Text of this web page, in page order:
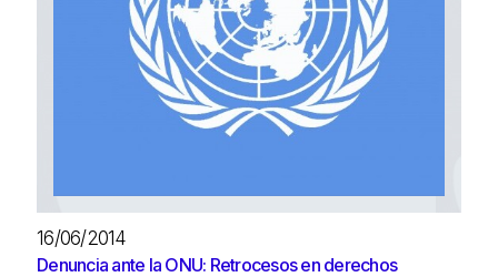
16/06/2014
Denuncia ante la ONU: Retrocesos en derechos